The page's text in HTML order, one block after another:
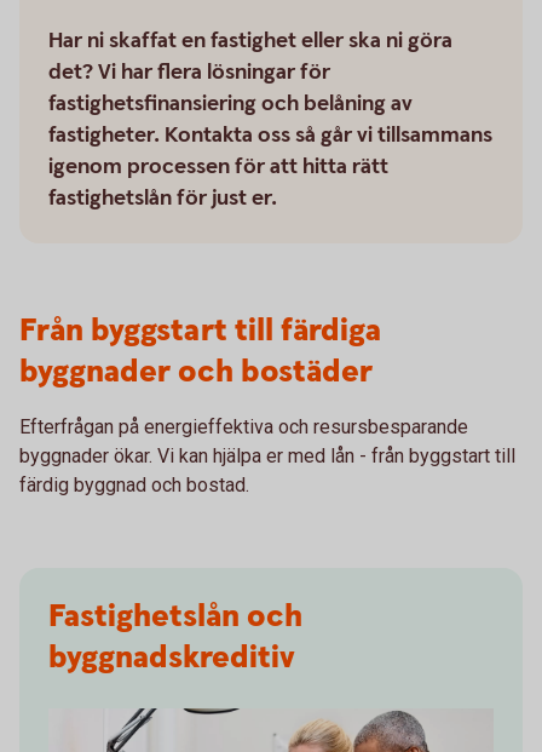
Har ni skaffat en fastighet eller ska ni göra
det? Vi har flera lösningar för
fastighetsfinansiering och belåning av
fastigheter. Kontakta oss så går vi tillsammans
igenom processen för att hitta rätt
fastighetslån för just er.
Från byggstart till färdiga
byggnader och bostäder
Efterfrågan på energieffektiva och resursbesparande
byggnader ökar. Vi kan hjälpa er med lån - från byggstart till
färdig byggnad och bostad.
Fastighetslån och
byggnadskreditiv